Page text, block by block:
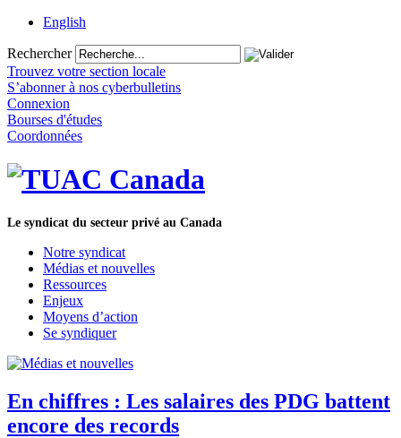
English
Rechercher
Trouvez votre section locale
S’abonner à nos cyberbulletins
Connexion
Bourses d'études
Coordonnées
Le syndicat du secteur privé au Canada
Notre syndicat
Médias et nouvelles
Ressources
Enjeux
Moyens d’action
Se syndiquer
En chiffres : Les salaires des PDG battent
encore des records